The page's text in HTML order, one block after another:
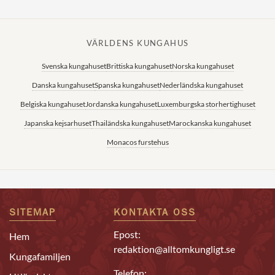
VÄRLDENS KUNGAHUS
Svenska kungahusetBrittiska kungahusetNorska kungahuset
Danska kungahusetSpanska kungahusetNederländska kungahuset
Belgiska kungahusetJordanska kungahusetLuxemburgska storhertighuset
Japanska kejsarhusetThailändska kungahusetMarockanska kungahuset
Monacos furstehus
SITEMAP
Hem
Kungafamiljen
KONTAKTA OSS
Epost:
redaktion@alltomkungligt.se